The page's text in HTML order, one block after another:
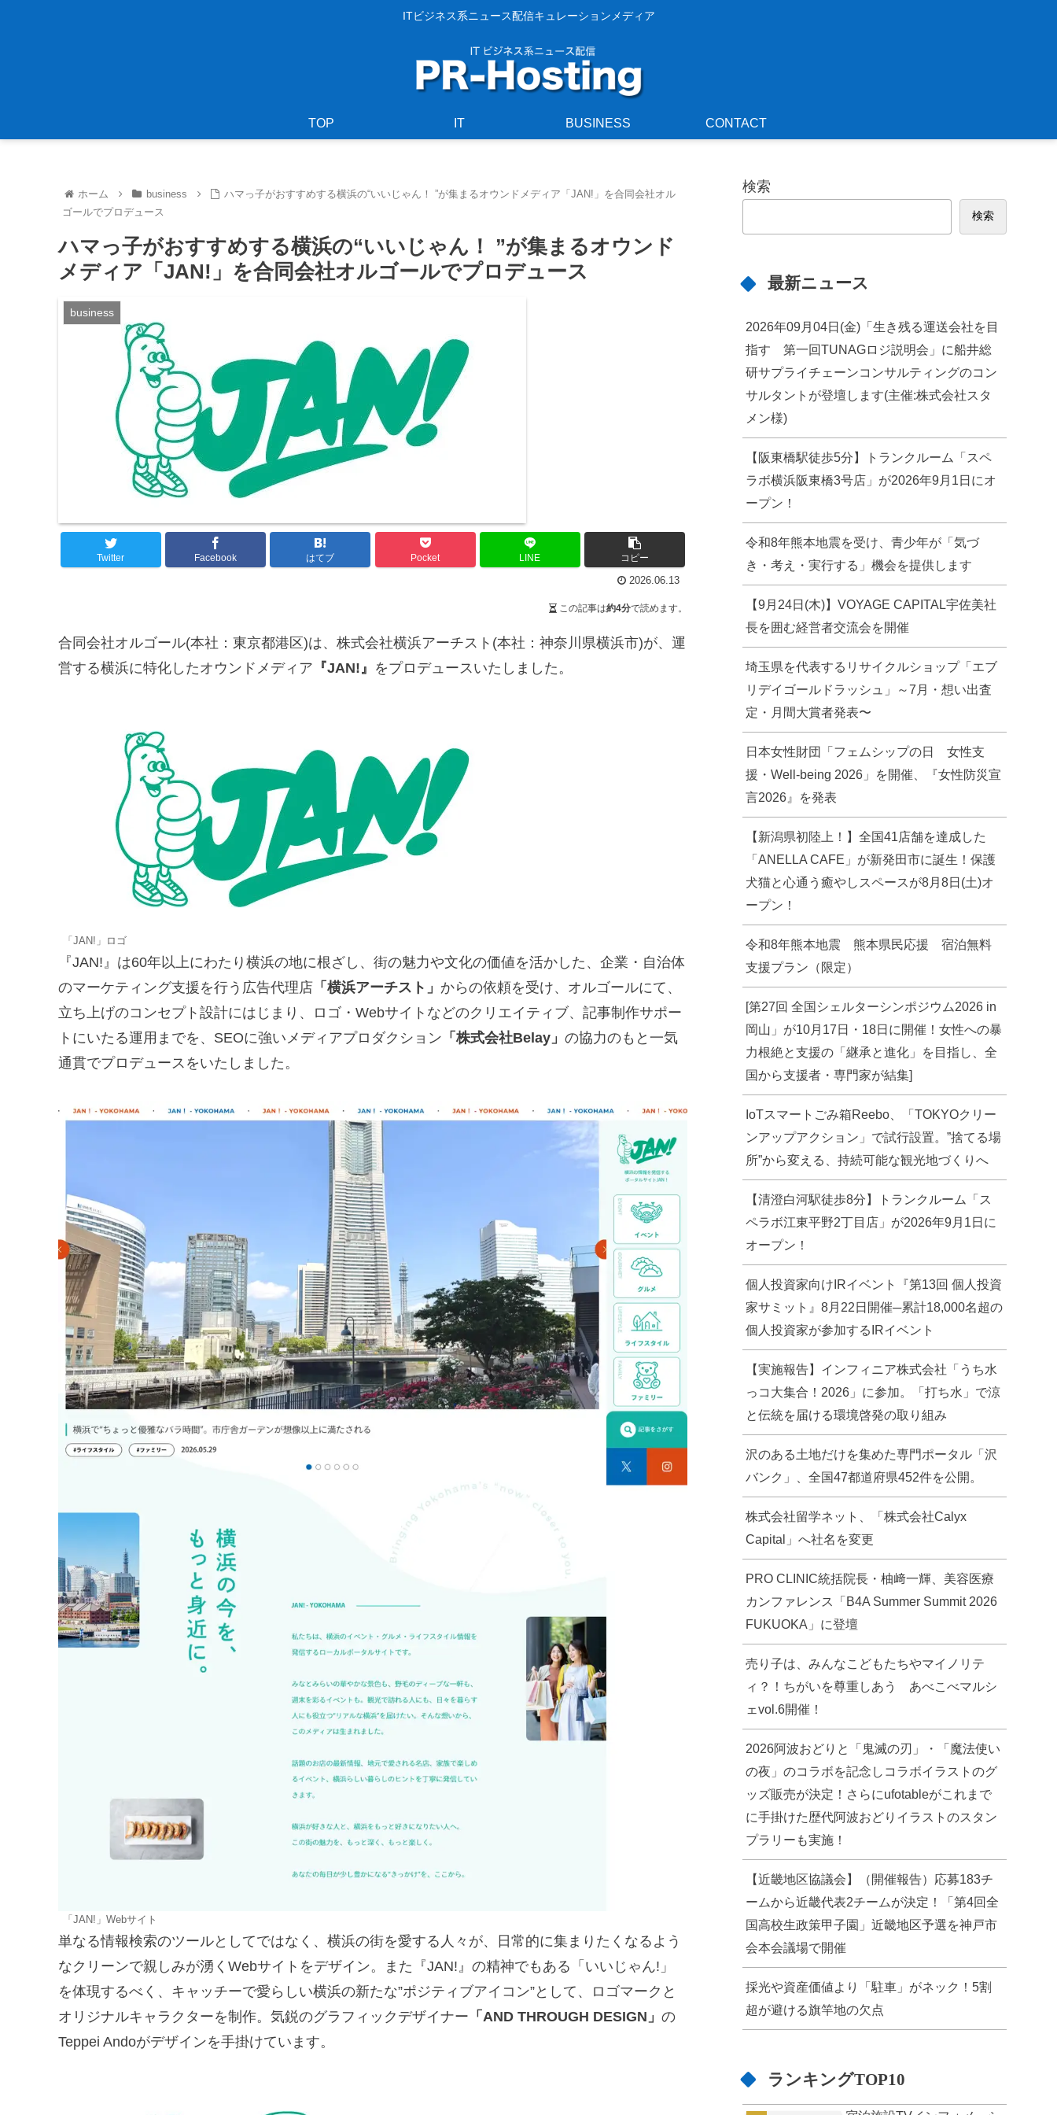
ITビジネス系ニュース配信キュレーションメディア
TOP IT BUSINESS CONTACT
ホーム business
ハマっ子がおすすめする横浜の“いいじゃん！ ”が集まるオウンドメディア「JAN!」を合同会社オル
ゴールでプロデュース
ハマっ子がおすすめする横浜の“いいじゃん！ ”が集まるオウンド
メディア「JAN!」を合同会社オルゴールでプロデュース
business
Twitter Facebook はてブ Pocket LINE コピー
2026.06.13
この記事は約4分で読めます。
合同会社オルゴール(本社：東京都港区)は、株式会社横浜アーチスト(本社：神奈川県横浜市)が、運
営する横浜に特化したオウンドメディア 『JAN!』 をプロデュースいたしました。
「JAN!」ロゴ
『JAN!』は60年以上にわたり横浜の地に根ざし、街の魅力や文化の価値を活かした、企業・自治体
のマーケティング支援を行う広告代理店 「横浜アーチスト」 からの依頼を受け、オルゴールにて、
立ち上げのコンセプト設計にはじまり、ロゴ・Webサイトなどのクリエイティブ、記事制作サポー
トにいたる運用までを、SEOに強いメディアプロダクション 「株式会社Belay」 の協力のもと一気
通貫でプロデュースをいたしました。
「JAN!」Webサイト
単なる情報検索のツールとしてではなく、横浜の街を愛する人々が、日常的に集まりたくなるよう
なクリーンで親しみが湧くWebサイトをデザイン。また『JAN!』の精神でもある「いいじゃん!」
を体現するべく、キャッチーで愛らしい横浜の新たな”ポジティブアイコン”として、ロゴマークと
オリジナルキャラクターを制作。気鋭のグラフィックデザイナー 「AND THROUGH DESIGN」 の
Teppei Andoがデザインを手掛けています。
検索
検索
最新ニュース
2026年09月04日(金)「生き残る運送会社を目
指す 第一回TUNAGロジ説明会」に船井総
研サプライチェーンコンサルティングのコン
サルタントが登壇します(主催:株式会社スタ
メン様)
【阪東橋駅徒歩5分】トランクルーム「スペ
ラボ横浜阪東橋3号店」が2026年9月1日にオ
ープン！
令和8年熊本地震を受け、青少年が「気づ
き・考え・実行する」機会を提供します
【9月24日(木)】VOYAGE CAPITAL宇佐美社
長を囲む経営者交流会を開催
埼玉県を代表するリサイクルショップ「エブ
リデイゴールドラッシュ」～7月・想い出査
定・月間大賞者発表〜
日本女性財団「フェムシップの日 女性支
援・Well-being 2026」を開催、『女性防災宣
言2026』を発表
【新潟県初陸上！】全国41店舗を達成した
「ANELLA CAFE」が新発田市に誕生！保護
犬猫と心通う癒やしスペースが8月8日(土)オ
ープン！
令和8年熊本地震 熊本県民応援 宿泊無料
支援プラン（限定）
[第27回 全国シェルターシンポジウム2026 in
岡山」が10月17日・18日に開催！女性への暴
力根絶と支援の「継承と進化」を目指し、全
国から支援者・専門家が結集]
IoTスマートごみ箱Reebo、「TOKYOクリー
ンアップアクション」で試行設置。”捨てる場
所”から変える、持続可能な観光地づくりへ
【清澄白河駅徒歩8分】トランクルーム「ス
ペラボ江東平野2丁目店」が2026年9月1日に
オープン！
個人投資家向けIRイベント『第13回 個人投資
家サミット』8月22日開催─累計18,000名超の
個人投資家が参加するIRイベント
【実施報告】インフィニア株式会社「うち水
っコ大集合！2026」に参加。「打ち水」で涼
と伝統を届ける環境啓発の取り組み
沢のある土地だけを集めた専門ポータル「沢
バンク」、全国47都道府県452件を公開。
株式会社留学ネット、「株式会社Calyx
Capital」へ社名を変更
PRO CLINIC統括院長・柚﨑一輝、美容医療
カンファレンス「B4A Summer Summit 2026
FUKUOKA」に登壇
売り子は、みんなこどもたちやマイノリテ
ィ？！ちがいを尊重しあう あべこべマルシ
ェvol.6開催！
2026阿波おどりと「鬼滅の刃」・「魔法使い
の夜」のコラボを記念しコラボイラストのグ
ッズ販売が決定！さらにufotableがこれまで
に手掛けた歴代阿波おどりイラストのスタン
プラリーも実施！
【近畿地区協議会】（開催報告）応募183チ
ームから近畿代表2チームが決定！「第4回全
国高校生政策甲子園」近畿地区予選を神戸市
会本会議場で開催
採光や資産価値より「駐車」がネック！5割
超が避ける旗竿地の欠点
ランキングTOP10